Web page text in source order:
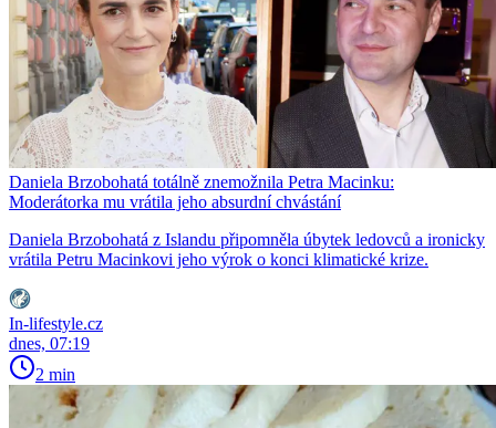
Daniela Brzobohatá totálně znemožnila Petra Macinku:
Moderátorka mu vrátila jeho absurdní chvástání
Daniela Brzobohatá z Islandu připomněla úbytek ledovců a ironicky
vrátila Petru Macinkovi jeho výrok o konci klimatické krize.
In-lifestyle.cz
dnes, 07:19
2 min